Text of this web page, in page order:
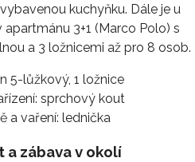
kuchyňku. Dále je u
3+1 (Marco Polo) s
a 3 ložnicemi až pro 8 osob.
5-lůžkový, 1 ložnice
sprchový kout
a vaření: lednička
a zábava v okolí